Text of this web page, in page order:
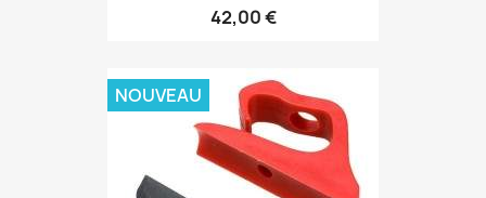
42,00 €
NOUVEAU